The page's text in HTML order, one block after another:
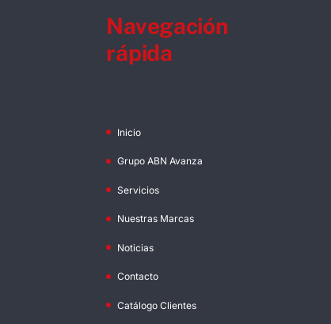
Navegación
rápida
Inicio
Grupo ABN Avanza
Servicios
Nuestras Marcas
Noticias
Contacto
Catálogo Clientes